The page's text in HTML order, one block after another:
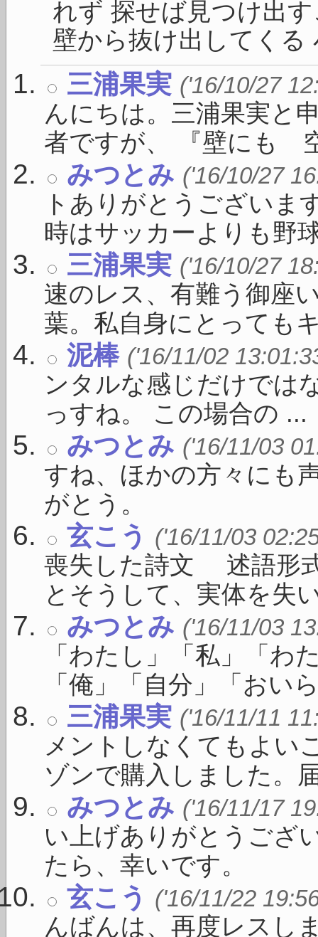
れず 探せば見つけ出
壁から抜け出してくる
三浦果実 ('16/10/27
んにちは。三浦果実と
者ですが、 『壁にも
みつとみ ('16/10/27
トありがとうございま
時はサッカーよりも野
三浦果実 ('16/10/27
速のレス、有難う御座
葉。私自身にとっても
泥棒 ('16/11/02
ンタルな感じだけでは
っすね。 この場合の ...
みつとみ ('16/11/03
すね、ほかの方々にも
がとう。
玄こう ('16/11/03
喪失した詩文 述語形
とそうして、実体を失
みつとみ ('16/11/03
「わたし」「私」「わ
「俺」「自分」「おい
三浦果実 ('16/11/11
メントしなくてもよい
ゾンで購入しました。
みつとみ ('16/11/17
い上げありがとうござ
たら、幸いです。
玄こう ('16/11/22
んばんは、再度レス